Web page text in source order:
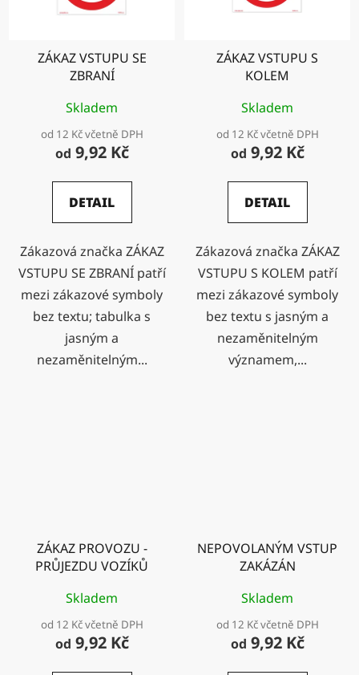
ZÁKAZ VSTUPU SE
ZBRANÍ
Skladem
od 12 Kč včetně DPH
od 9,92 Kč
DETAIL
Zákazová značka ZÁKAZ
VSTUPU SE ZBRANÍ patří
mezi zákazové symboly
bez textu; tabulka s
jasným a
nezaměnitelným...
ZÁKAZ VSTUPU S
KOLEM
Skladem
od 12 Kč včetně DPH
od 9,92 Kč
DETAIL
Zákazová značka ZÁKAZ
VSTUPU S KOLEM patří
mezi zákazové symboly
bez textu s jasným a
nezaměnitelným
významem,...
ZÁKAZ PROVOZU -
PRŮJEZDU VOZÍKŮ
Skladem
od 12 Kč včetně DPH
od 9,92 Kč
NEPOVOLANÝM VSTUP
ZAKÁZÁN
Skladem
od 12 Kč včetně DPH
od 9,92 Kč